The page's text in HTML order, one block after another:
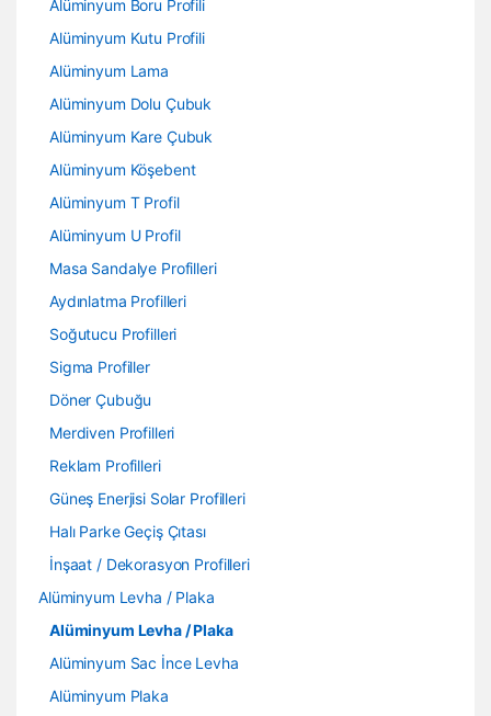
Alüminyum Boru Profili
Alüminyum Kutu Profili
Alüminyum Lama
Alüminyum Dolu Çubuk
Alüminyum Kare Çubuk
Alüminyum Köşebent
Alüminyum T Profil
Alüminyum U Profil
Masa Sandalye Profilleri
Aydınlatma Profilleri
Soğutucu Profilleri
Sigma Profiller
Döner Çubuğu
Merdiven Profilleri
Reklam Profilleri
Güneş Enerjisi Solar Profilleri
Halı Parke Geçiş Çıtası
İnşaat / Dekorasyon Profilleri
Alüminyum Levha / Plaka
Alüminyum Levha / Plaka
Alüminyum Sac İnce Levha
Alüminyum Plaka